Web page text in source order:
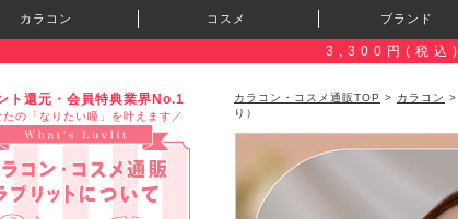
カラコン コスメ ブランド
3,300円(税込)
ト還元・会員特典業界No.1
たの「なりたい瞳」を叶えます／
カラコン・コスメ通販TOP > カラコン >
り）